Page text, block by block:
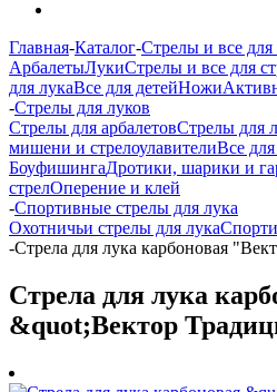
Главная-Каталог-Стрелы и все для
АрбалетыЛукиСтрелы и все для
для лукаВсе для детейНожи
-Стрелы для луков
Стрелы для арбалетовСтрелы для
мишени и стрелоулавителиВсе для
БоуфишингаДротики, шарики и
стрелОперение и клей
-Спортивные стрелы для лука
Охотничьи стрелы для лука
-Стрела для лука карбоновая
Стрела для лука
&quot;Вектор